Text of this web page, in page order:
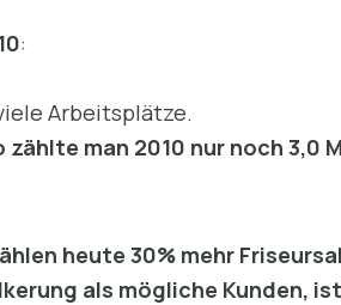
:
Arbeitsplätze.
man 2010 nur noch 3,0
heute 30% mehr
als mögliche Kunden,